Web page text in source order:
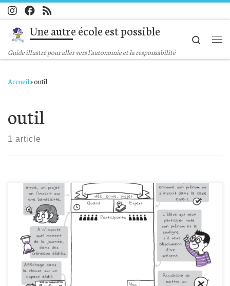
Passer au contenu
Une autre école est possible
Guide illustré pour aller vers l'autonomie et la responsabilité
Search
Accueil»outil
outil
1 article